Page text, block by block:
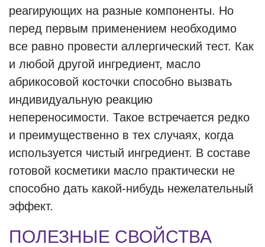
реагирующих на разные компоненты. Но
перед первым применением необходимо
все равно провести аллергический тест. Как
и любой другой ингредиент, масло
абрикосовой косточки способно вызвать
индивидуальную реакцию
непереносимости. Такое встречается редко
и преимущественно в тех случаях, когда
используется чистый ингредиент. В составе
готовой косметики масло практически не
способно дать какой-нибудь нежелательный
эффект.
ПОЛЕЗНЫЕ СВОЙСТВА